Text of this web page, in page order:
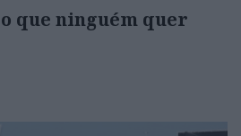
que ninguém quer